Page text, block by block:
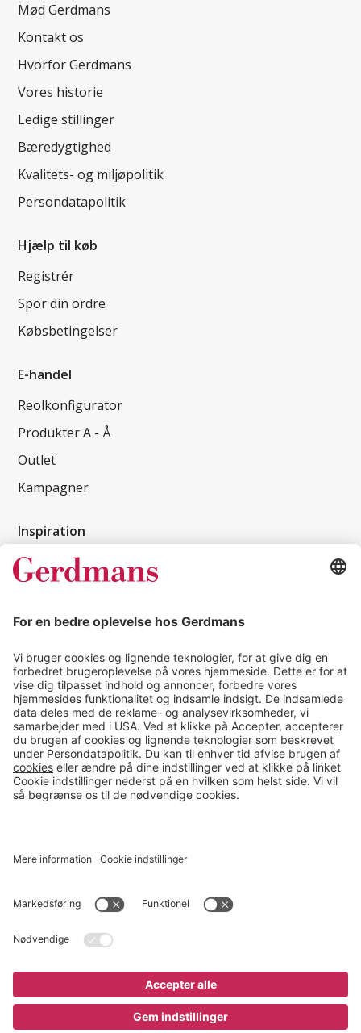
2.345 kr
Mød Gerdmans
Kontakt os
Hvorfor Gerdmans
Vores historie
Ledige stillinger
Bæredygtighed
Kvalitets- og miljøpolitik
Persondatapolitik
Hjælp til køb
Registrér
Spor din ordre
Købsbetingelser
E-handel
Reolkonfigurator
Produkter A - Å
Outlet
Kampagner
Inspiration
Kundereferencer
Tips & guides
Kontakt
salg@gerdmans.dk
49 18 07 07
Salgsafdeling åbningstider
08.00-16.00
© 2026 Gerdmans Kontor- & Lagerudstyr A/S Alle priser er ekskl.
Cookie indstillinger